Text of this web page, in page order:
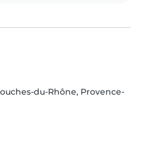
du-Rhône, Provence-